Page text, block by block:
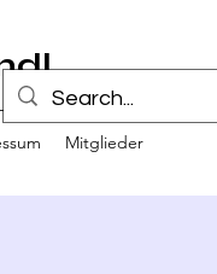
Mitglieder